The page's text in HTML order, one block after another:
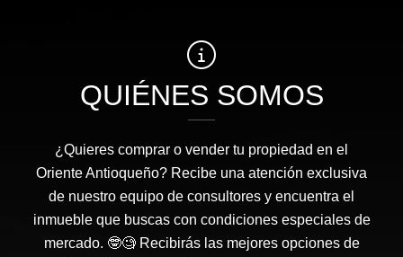
QUIÉNES SOMOS
¿Quieres comprar o vender tu propiedad en el
Oriente Antioqueño? Recibe una atención exclusiva
de nuestro equipo de consultores y encuentra el
inmueble que buscas con condiciones especiales de
mercado. 🤓🧐 Recibirás las mejores opciones de